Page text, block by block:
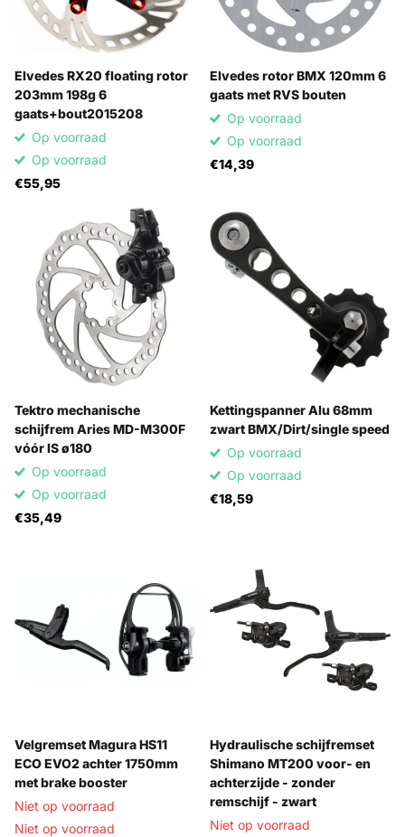
Elvedes RX20 floating rotor
203mm 198g 6
gaats+bout2015208
Op voorraad
Op voorraad
€55,95
Elvedes rotor BMX 120mm 6
gaats met RVS bouten
Op voorraad
Op voorraad
€14,39
Tektro mechanische
schijfrem Aries MD-M300F
vóór IS ø180
Op voorraad
Op voorraad
€35,49
Kettingspanner Alu 68mm
zwart BMX/Dirt/single speed
Op voorraad
Op voorraad
€18,59
Velgremset Magura HS11
ECO EVO2 achter 1750mm
met brake booster
Niet op voorraad
Niet op voorraad
Hydraulische schijfremset
Shimano MT200 voor- en
achterzijde - zonder
remschijf - zwart
Niet op voorraad